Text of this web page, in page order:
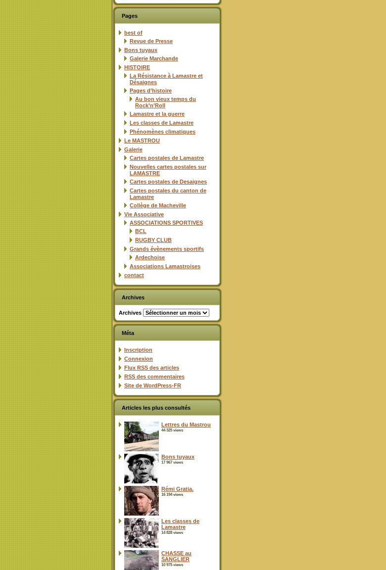
Pages
best of
Revue de Presse
Bons tuyaux
Galerie Marchande
HISTOIRE
La Résistance à Lamastre et
Désaignes
Pages d’histoire
Au bon vieux temps du
Rock’n’Roll
Lamastre et la guerre
Les classes de Lamastre
Phénomènes climatiques
Le MASTROU
Galerie
Cartes postales de Lamastre
Nouvelles cartes postales sur
LAMASTRE
Cartes postales de Desaignes
Cartes postales du canton de
Lamastre
Collège de Macheville
Vie Associative
ASSOCIATIONS SPORTIVES
BCL
RUGBY CLUB
Grands évènements sportifs
Ardechoise
Associations Lamastroises
contact
Archives
Archives
Méta
Inscription
Connexion
Flux RSS des articles
RSS des commentaires
Site de WordPress-FR
Articles les plus consultés
Lettres du Mastrou
44 325 views
Bons tuyaux
17 967 views
Rémi Gratia.
16 194 views
Les classes de
Lamastre
14 828 views
CHASSE au
SANGLIER
10 975 views